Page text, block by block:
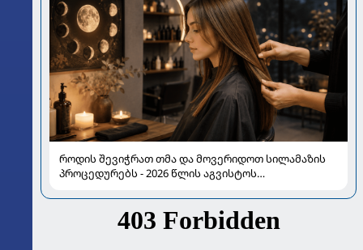
როდის შევიჭრათ თმა და მოვერიდოთ სილამაზის
პროცედურებს - 2026 წლის აგვისტოს